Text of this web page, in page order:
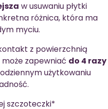
w usuwaniu płytki
różnica, która ma
myciu.
z powierzchnią
zapewniać do 4 razy
użytkowaniu
szczoteczki*